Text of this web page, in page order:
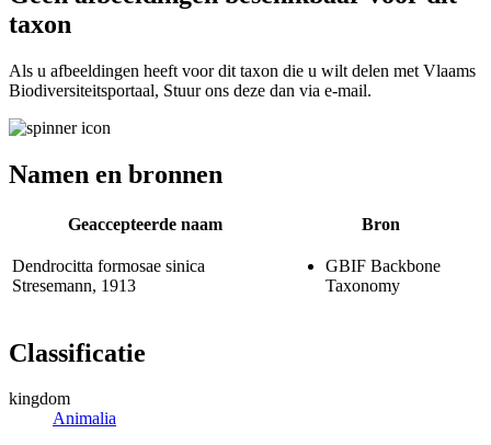
taxon
Als u afbeeldingen heeft voor dit taxon die u wilt delen met Vlaams
Biodiversiteitsportaal, Stuur ons deze dan via e-mail.
Namen en bronnen
Geaccepteerde naam Bron
Dendrocitta formosae sinica
Stresemann, 1913
GBIF Backbone
Taxonomy
Classificatie
kingdom
Animalia